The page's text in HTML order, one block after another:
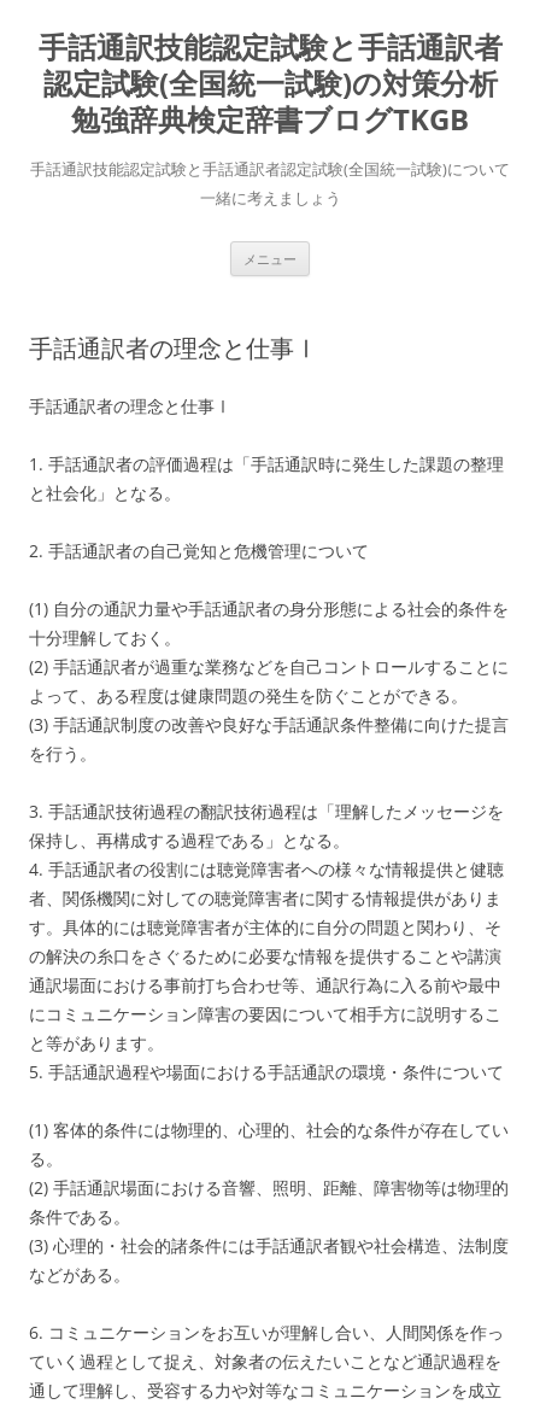
テ
ン
ツ
へ
プ
手話通訳技能認定試験と手話通訳者
認定試験(全国統一試験)の対策分析
勉強辞典検定辞書ブログTKGB
手話通訳技能認定試験と手話通訳者認定試験(全国統一試験)について
一緒に考えましょう
メニュー
手話通訳者の理念と仕事Ⅰ
手話通訳者の理念と仕事Ⅰ
1. 手話通訳者の評価過程は「手話通訳時に発生した課題の整理
と社会化」となる。
2. 手話通訳者の自己覚知と危機管理について
(1) 自分の通訳力量や手話通訳者の身分形態による社会的条件を
十分理解しておく。
(2) 手話通訳者が過重な業務などを自己コントロールすることに
よって、ある程度は健康問題の発生を防ぐことができる。
(3) 手話通訳制度の改善や良好な手話通訳条件整備に向けた提言
を行う。
3. 手話通訳技術過程の翻訳技術過程は「理解したメッセージを
保持し、再構成する過程である」となる。
4. 手話通訳者の役割には聴覚障害者への様々な情報提供と健聴
者、関係機関に対しての聴覚障害者に関する情報提供がありま
す。具体的には聴覚障害者が主体的に自分の問題と関わり、そ
の解決の糸口をさぐるために必要な情報を提供することや講演
通訳場面における事前打ち合わせ等、通訳行為に入る前や最中
にコミュニケーション障害の要因について相手方に説明するこ
と等があります。
5. 手話通訳過程や場面における手話通訳の環境・条件について
(1) 客体的条件には物理的、心理的、社会的な条件が存在してい
る。
(2) 手話通訳場面における音響、照明、距離、障害物等は物理的
条件である。
(3) 心理的・社会的諸条件には手話通訳者観や社会構造、法制度
などがある。
6. コミュニケーションをお互いが理解し合い、人間関係を作っ
ていく過程として捉え、対象者の伝えたいことなど通訳過程を
通して理解し、受容する力や対等なコミュニケーションを成立